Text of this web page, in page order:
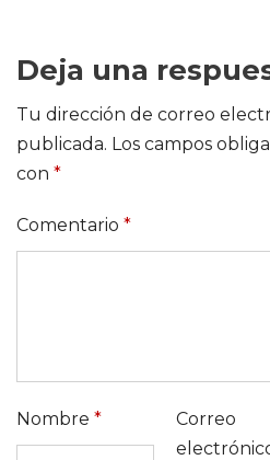
Deja una
Tu dirección de correo
publicada. Los campos
con *
Comentario *
Nombre *
Correo